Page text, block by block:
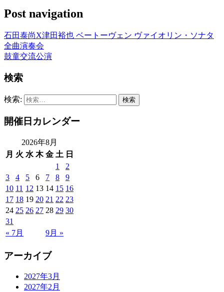
Post navigation
石田泰尚X津田裕也 ベートーヴェン ヴァイオリン・ソナタ
全曲演奏会
鼓童交流公演
検索
検索:
開催日カレンダー
2026年8月
月 火 水 木 金 土 日
« 7月 9月 »
1
2
3
4 5 6 7 8
9
10 11 12 13 14 15 16
17 18 19 20 21 22 23
24 25 26 27 28 29 30
31
アーカイブ
2027年3月
2027年2月